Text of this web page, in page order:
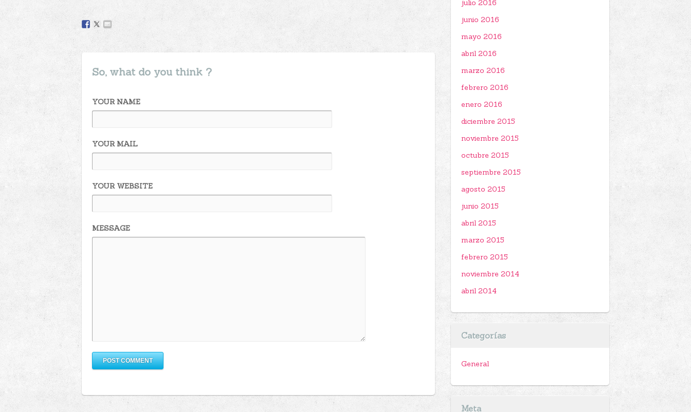
So, what do you think ?
YOUR NAME
YOUR MAIL
YOUR WEBSITE
MESSAGE
julio 2016
junio 2016
mayo 2016
abril 2016
marzo 2016
febrero 2016
enero 2016
diciembre 2015
noviembre 2015
octubre 2015
septiembre 2015
agosto 2015
junio 2015
abril 2015
marzo 2015
febrero 2015
noviembre 2014
abril 2014
Categorías
General
Meta